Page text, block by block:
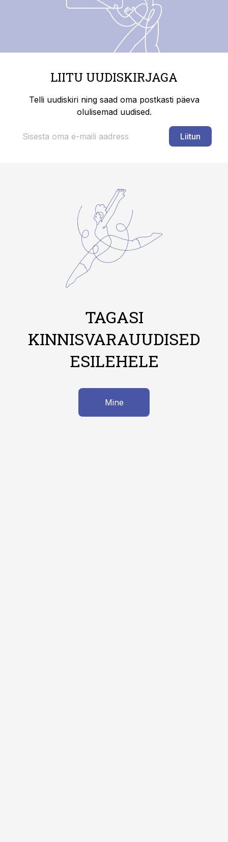
LIITU UUDISKIRJAGA
Telli uudiskiri ning saad oma postkasti päeva
olulisemad uudised.
Liitun
TAGASI
KINNISVARAUUDISED
ESILEHELE
Mine